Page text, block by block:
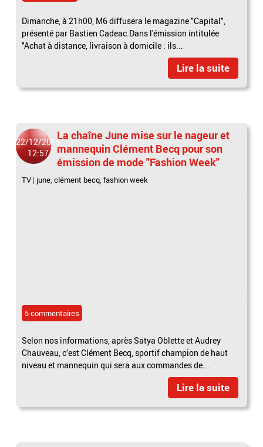
Dimanche, à 21h00, M6 diffusera le magazine "Capital",
présenté par Bastien Cadeac.Dans l'émission intitulée
"Achat à distance, livraison à domicile : ils...
Lire la suite
22/12/2015
12:57
La chaîne June mise sur le nageur et
mannequin Clément Becq pour son
émission de mode "Fashion Week"
TV | june,clément becq,fashion week
5 commentaires
Selon nos informations, après Satya Oblette et Audrey
Chauveau, c’est Clément Becq, sportif champion de haut
niveau et mannequin qui sera aux commandes de...
Lire la suite